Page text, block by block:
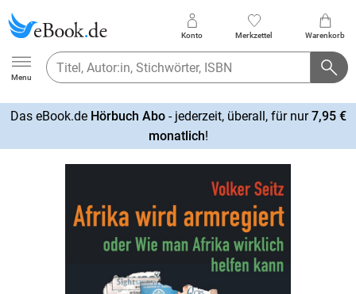
Ebook.de
Menu
Konto Merkzettel Warenkorb
Das eBook.de Hörbuch Abo- jederzeit, überall, für nur7,95 €
monatlich!